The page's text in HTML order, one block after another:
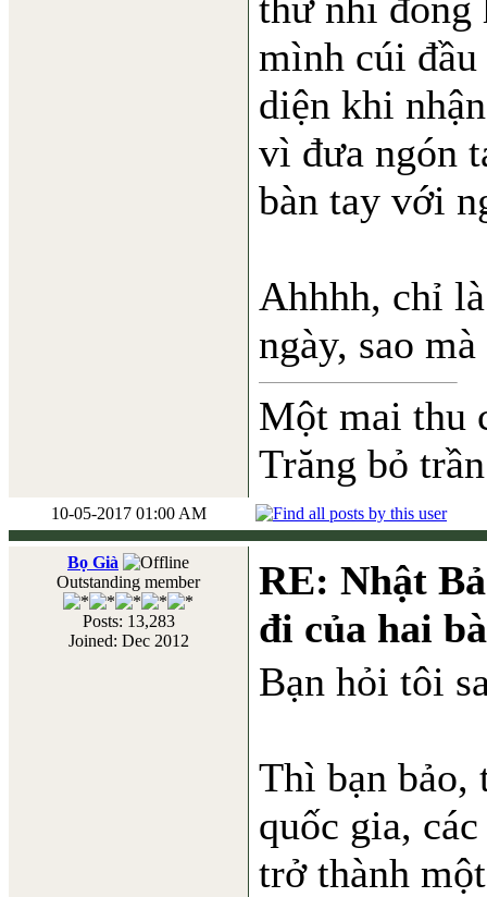
mình cúi
diện khi
vì đưa ngón
bàn tay với
Ahhhh, chỉ
ngày, sao
Một mai thu
Trăng bỏ
10-05-2017 01:00 AM
Bọ Già
Outstanding member
Posts: 13,283
Joined: Dec 2012
RE: Nhật
đi của hai
Bạn hỏi tôi
Thì bạn bảo,
quốc gia,
trở thành